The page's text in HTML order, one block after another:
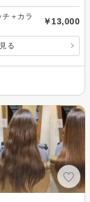
チ＋カラ
￥13,000
る